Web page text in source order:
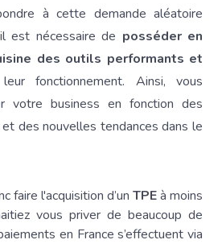
à cette demande aléatoire
est nécessaire de posséder en
des outils performants et
fonctionnement. Ainsi, vous
votre business en fonction des
des nouvelles tendances dans le
faire l'acquisition d’un TPEà moins
vous priver de beaucoup de
en France s’effectuent via